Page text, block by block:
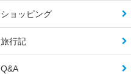
ショッピング
旅行記
Q&A